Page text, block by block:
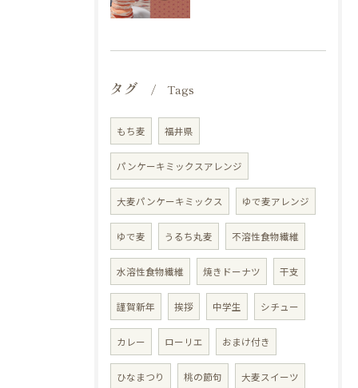
タグ Tags
もち麦 福井県
パンケーキミックスアレンジ
大麦パンケーキミックス ゆで麦アレンジ
ゆで麦 うるち丸麦 不溶性食物繊維
水溶性食物繊維 焼きドーナツ 干支
謹賀新年 挨拶 中学生 シチュー
カレー ローリエ おまけ付き
ひなまつり 桃の節句 大麦スイーツ